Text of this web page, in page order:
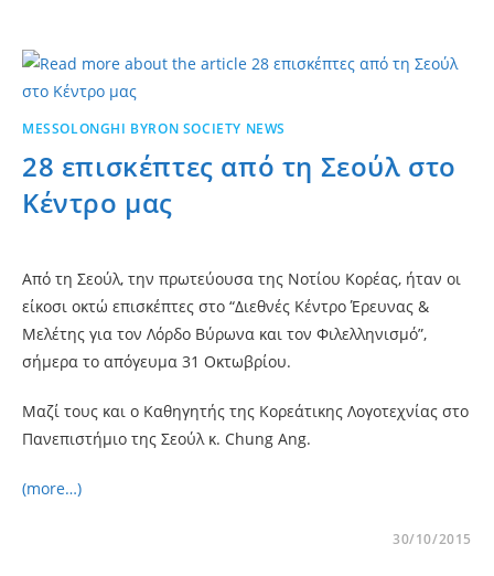
MESSOLONGHI BYRON SOCIETY NEWS
28 επισκέπτες από τη Σεούλ στο
Κέντρο μας
Από τη Σεούλ, την πρωτεύουσα της Νοτίου Κορέας, ήταν οι
είκοσι οκτώ επισκέπτες στο “Διεθνές Κέντρο Έρευνας &
Μελέτης για τον Λόρδο Βύρωνα και τον Φιλελληνισμό”,
σήμερα το απόγευμα 31 Οκτωβρίου.
Μαζί τους και ο Καθηγητής της Κορεάτικης Λογοτεχνίας στο
Πανεπιστήμιο της Σεούλ κ. Chung Ang.
(more…)
30/10/2015